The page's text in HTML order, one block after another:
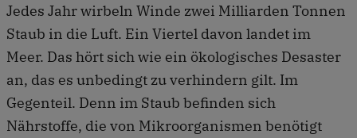
Jedes Jahr wirbeln Winde zwei Milliarden Tonnen
Staub in die Luft. Ein Viertel davon landet im
Meer. Das hört sich wie ein ökologisches Desaster
an, das es unbedingt zu verhindern gilt. Im
Gegenteil. Denn im Staub befinden sich
Nährstoffe, die von Mikroorganismen benötigt